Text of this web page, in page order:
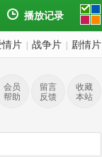
播放记录
情片 战争片 剧情片
会员
帮助
留言
反馈
收藏
本站